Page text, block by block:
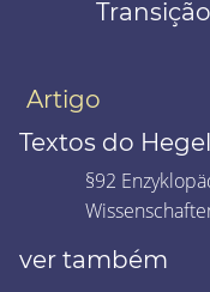
Artigo
Textos do
§92
ver também